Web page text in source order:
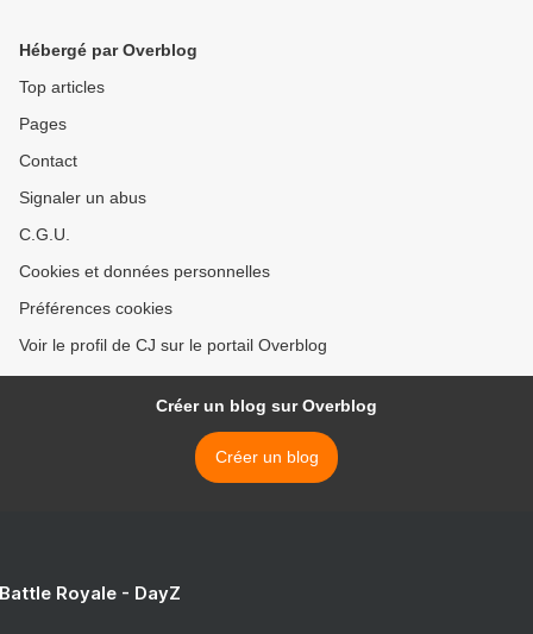
Hébergé par Overblog
Top articles
Pages
Contact
Signaler un abus
C.G.U.
Cookies et données personnelles
Préférences cookies
Voir le profil de CJ sur le portail Overblog
Créer un blog sur Overblog
Créer un blog
Royale - DayZ